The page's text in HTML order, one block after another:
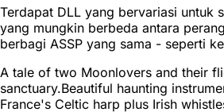
Terdapat DLL yang bervariasi untuk
yang mungkin berbeda antara
berbagi ASSP yang sama - seperti
A tale of two Moonlovers and their
sanctuary.Beautiful haunting
France's Celtic harp plus Irish